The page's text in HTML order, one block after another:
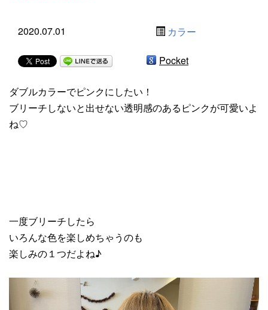
2020.07.01 カラー
Pocket
ダブルカラーでピンクにしたい！
ブリーチしないと出せない透明感のあるピンクが可愛いよ
ね♡
一度ブリーチしたら
いろんな色を楽しめちゃうのも
楽しみの１つだよね♪